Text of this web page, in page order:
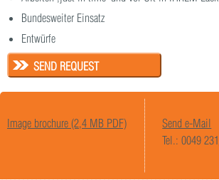
Bundesweiter Einsatz
Entwürfe
SEND REQUEST
Image brochure (2,4 MB PDF)
Send e-Mail
Tel.: 0049